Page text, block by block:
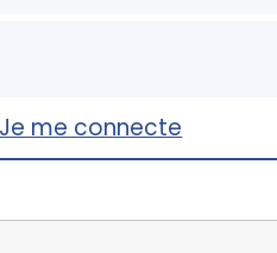
Je me connecte